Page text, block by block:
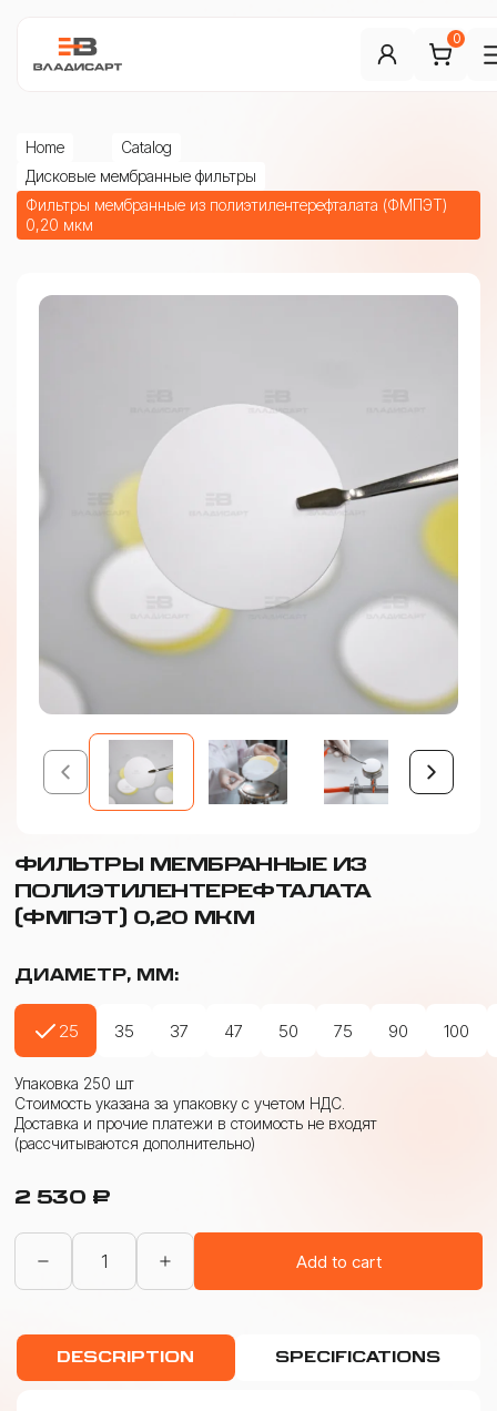
0
Home
Catalog
Дисковые мембранные фильтры
Фильтры мембранные из полиэтилентерефталата (ФМПЭТ)
0,20 мкм
ФИЛЬТРЫ МЕМБРАННЫЕ ИЗ
ПОЛИЭТИЛЕНТЕРЕФТАЛАТА
(ФМПЭТ) 0,20 МКМ
ДИАМЕТР, ММ:
25 35 37 47 50 75 90 100
Упаковка 250 шт
Стоимость указана за упаковку с учетом НДС.
Доставка и прочие платежи в стоимость не входят
(рассчитываются дополнительно)
2 530 ₽
Фильтры
мембранные
из
0,20
мкм
quantity
Add to cart
DESCRIPTION SPECIFICATIONS